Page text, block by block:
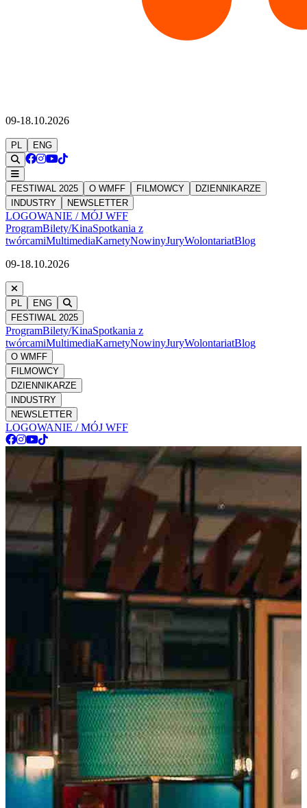
09-18.10.2026
PL ENG
FESTIWAL 2025 O WMFF FILMOWCY
DZIENNIKARZE
INDUSTRY
NEWSLETTER
LOGOWANIE / MÓJ WFF
ProgramBilety/KinaSpotkania z
twórcamiMultimediaKarnetyNowinyJuryWolontariatBlog
09-18.10.2026
PL
ENG
FESTIWAL 2025
ProgramBilety/KinaSpotkania z
twórcamiMultimediaKarnetyNowinyJuryWolontariatBlog
O WMFF
FILMOWCY
DZIENNIKARZE
INDUSTRY
NEWSLETTER
LOGOWANIE / MÓJ WFF